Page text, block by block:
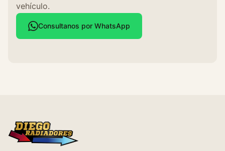
vehículo.
Consultanos por WhatsApp